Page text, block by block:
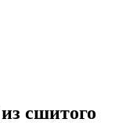
сшитого